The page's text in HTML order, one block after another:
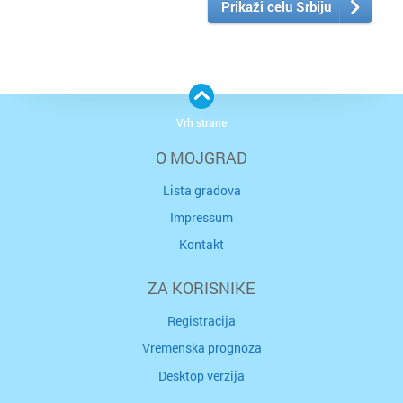
Prikaži celu Srbiju
O MOJGRAD
Lista gradova
Impressum
Kontakt
ZA KORISNIKE
Registracija
Vremenska prognoza
Desktop verzija
Vrh strane